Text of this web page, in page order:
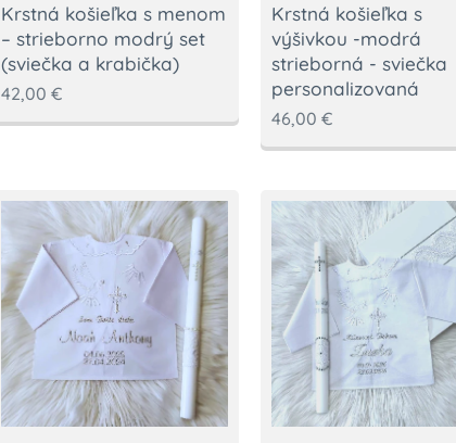
Krstná košieľka s menom
– strieborno modrý set
(sviečka a krabička)
42,00 €
Krstná košieľka s
výšivkou -modrá
strieborná - sviečka
personalizovaná
46,00 €